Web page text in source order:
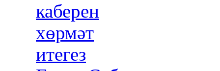
каберен
хөрмәт
итегез